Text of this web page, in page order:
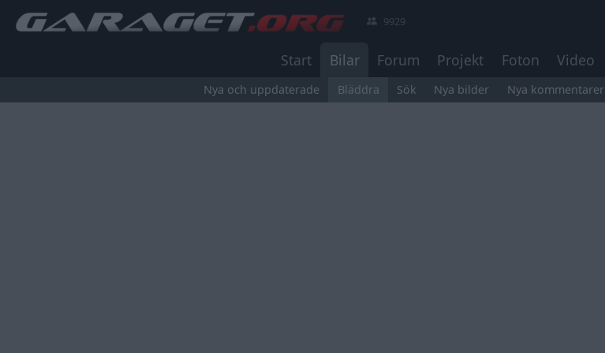
9929
Start Bilar Forum Projekt Foton Video
Nya och uppdaterade Bläddra Sök Nya bilder Nya kommentarer